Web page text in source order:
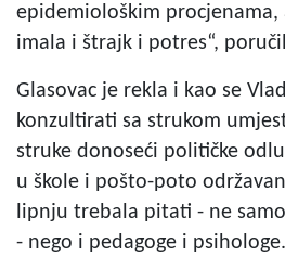
epidemiološkim procjenama,
imala i štrajk i potres“,
Glasovac je rekla i kao se
konzultirati sa strukom
struke donoseći političke
u škole i pošto-poto
lipnju trebala pitati - ne
- nego i pedagoge i psihologe.